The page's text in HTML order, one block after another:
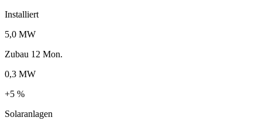
Installiert
5,0 MW
Zubau 12 Mon.
0,3 MW
+5 %
Solaranlagen